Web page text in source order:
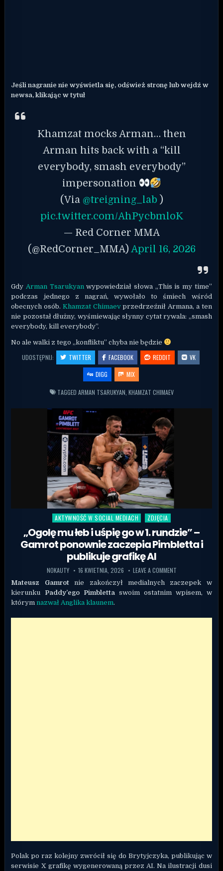
Jeśli nagranie nie wyświetla się, odśwież stronę lub wejdź w
newsa, klikając w tytuł
Khamzat mocks Arman… then
Arman hits back with a “kill
everybody, smash everybody”
impersonation
(Via @treigning_lab )
pic.twitter.com/AhPycbmloK
— Red Corner MMA
(@RedCorner_MMA) April 16, 2026
Gdy Arman Tsarukyan wypowiedział słowa „This is my time”
podczas jednego z nagrań, wywołało to śmiech wśród
obecnych osób. Khamzat Chimaevprzedrzeźnił Armana, a ten
nie pozostał dłużny, wyśmiewając słynny cytat rywala: „smash
everybody, kill everybody”.
No ale walki z tego „konfliktu” chyba nie będzie
UDOSTĘPNIJ: TWITTER FACEBOOK REDDIT
VK
DIGG
MIX
TAGGED ARMAN TSARUKYAN KHAMZAT CHIMAEV
Posted in
AKTYWNOŚĆ W SOCIAL MEDIACH ZDJĘCIA
„Ogolę mu łeb i uśpię go w 1. rundzie” –
Gamrot ponownie zaczepia Pimbletta i
publikuje grafikę AI
NOKAUTY 16 KWIETNIA, 2026 LEAVE A COMMENT
Mateusz Gamrotnie zakończył medialnych zaczepek w
kierunku Paddy’ego Pimblettaswoim ostatnim wpisem, w
którymnazwał Anglika klaunem.
Polak po raz kolejny zwrócił się do Brytyjczyka, publikując w
serwisie X grafikę wygenerowaną przez AI. Na ilustracji dusi